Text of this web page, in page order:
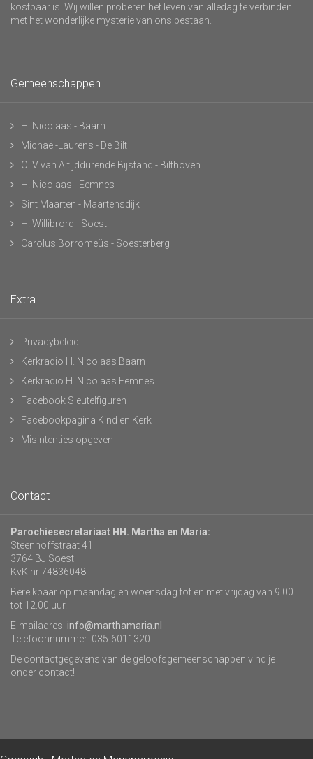
kostbaar is. Wij willen proberen het leven van alledag te verbinden
met het wonderlijke mysterie van ons bestaan.
Gemeenschappen
H. Nicolaas - Baarn
Michaël-Laurens - De Bilt
OLV van Altijddurende Bijstand - Bilthoven
H. Nicolaas - Eemnes
Sint Maarten - Maartensdijk
H. Willibrord - Soest
Carolus Borromeüs - Soesterberg
Extra
Privacybeleid
Kerkradio H. Nicolaas Baarn
Kerkradio H. Nicolaas Eemnes
Facebook Sleutelfiguren
Facebookpagina Kind en Kerk
Misintenties opgeven
Contact
Parochiesecretariaat HH. Martha en Maria:
Steenhoffstraat 41
3764 BJ Soest
KvK nr 74836048
Bereikbaar op maandag en woensdag tot en met vrijdag van 9.00
tot 12.00 uur.
E-mailadres: info@marthamaria.nl
Telefoonnummer: 035-6011320
De contactgegevens van de geloofsgemeenschappen vind je
onder contact!